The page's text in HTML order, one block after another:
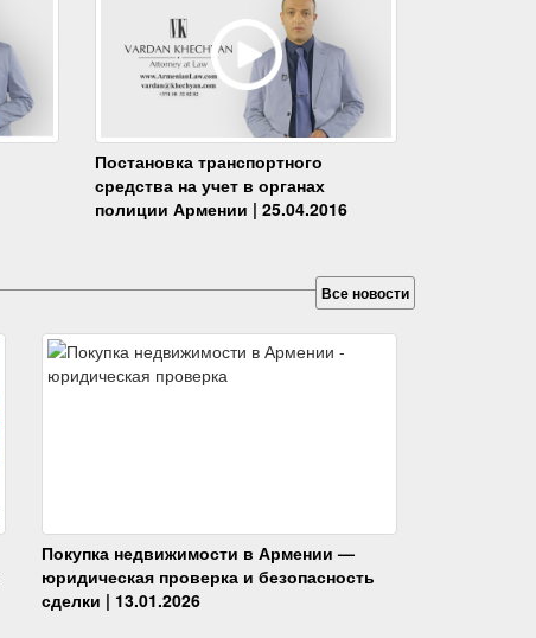
Постановка транспортного
средства на учет в органах
полиции Армении | 25.04.2016
Все новости
Покупка недвижимости в Армении —
юридическая проверка и безопасность
сделки | 13.01.2026